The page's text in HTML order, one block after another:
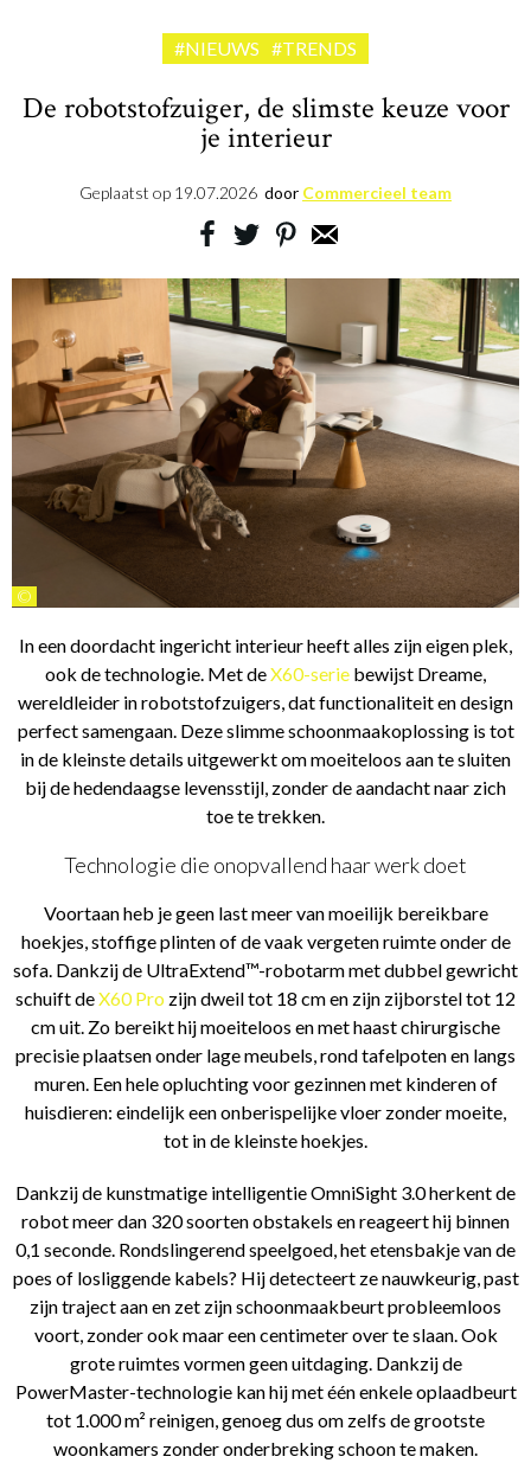
#NIEUWS #TRENDS
De robotstofzuiger, de slimste keuze voor
je interieur
Geplaatst op 19.07.2026 door Commercieel team
©
In een doordacht ingericht interieur heeft alles zijn eigen plek,
ook de technologie. Met deX60-serie bewijst Dreame,
wereldleider in robotstofzuigers, dat functionaliteit en design
perfect samengaan. Deze slimme schoonmaakoplossing is tot
in de kleinste details uitgewerkt om moeiteloos aan te sluiten
bij de hedendaagse levensstijl, zonder de aandacht naar zich
toe te trekken.
Technologie die onopvallend haar werk doet
Voortaan heb je geen last meer van moeilijk bereikbare
hoekjes, stoffige plinten of de vaak vergeten ruimte onder de
sofa. Dankzij de UltraExtend™-robotarm met dubbel gewricht
schuift deX60 Pro zijn dweil tot 18 cm en zijn zijborstel tot 12
cm uit. Zo bereikt hij moeiteloos en met haast chirurgische
precisie plaatsen onder lage meubels, rond tafelpoten en langs
muren. Een hele opluchting voor gezinnen met kinderen of
huisdieren: eindelijk een onberispelijke vloer zonder moeite,
tot in de kleinste hoekjes.
Dankzij de kunstmatige intelligentie OmniSight 3.0 herkent de
robot meer dan 320 soorten obstakels en reageert hij binnen
0,1 seconde. Rondslingerend speelgoed, het etensbakje van de
poes of losliggende kabels? Hij detecteert ze nauwkeurig, past
zijn traject aan en zet zijn schoonmaakbeurt probleemloos
voort, zonder ook maar een centimeter over te slaan. Ook
grote ruimtes vormen geen uitdaging. Dankzij de
PowerMaster-technologie kan hij met één enkele oplaadbeurt
tot 1.000 m² reinigen, genoeg dus om zelfs de grootste
woonkamers zonder onderbreking schoon te maken.